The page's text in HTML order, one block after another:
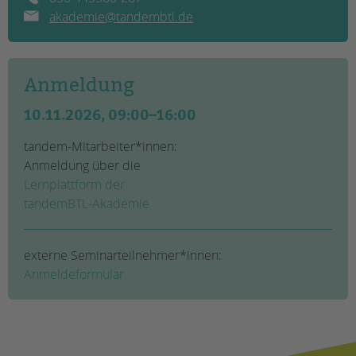
Impressum
Datenschutz
Hinweisgebersystem
Intranet
akademie@tandembtl.de
Anmeldung
10.11.2026, 09:00–16:00
tandem-Mitarbeiter*innen:
Anmeldung über die
Lernplattform der
tandemBTL-Akademie
externe Seminarteilnehmer*innen:
Anmeldeformular